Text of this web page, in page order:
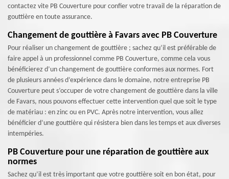
contactez vite PB Couverture pour confier votre travail de la réparation de
gouttière en toute assurance.
Changement de gouttière à Favars avec PB Couverture
Pour réaliser un changement de gouttière ; sachez qu’il est préférable de
faire appel à un professionnel comme PB Couverture, comme cela vous
bénéficierez d’un changement de gouttière conformes aux normes. Fort
de plusieurs années d’expérience dans le domaine, notre entreprise PB
Couverture peut s’occuper de votre changement de gouttière dans la ville
de Favars, nous pouvons effectuer cette intervention quel que soit le type
de matériau : en zinc ou en PVC. Après notre intervention, vous allez
bénéficier d’une gouttière qui résistera bien dans les temps et aux diverses
intempéries.
PB Couverture pour une réparation de gouttière aux
normes
Sachez qu’il est très important que votre gouttière soit en bon état, pour